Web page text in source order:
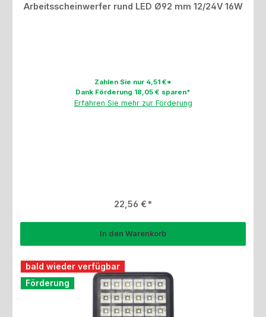
Arbeitsscheinwerfer rund LED Ø92 mm 12/24V 16W
Zahlen Sie nur 4,51 €*
Dank Förderung 18,05 € sparen*
Erfahren Sie mehr zur Förderung
Regulärer Preis:
22,56 €
In den Warenkorb
bald wieder verfügbar
Förderung